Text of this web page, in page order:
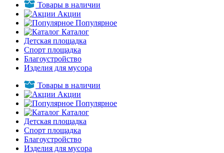
Товары в наличии
Акции
Популярное
Каталог
Детская площадка
Спорт площадка
Благоустройство
Изделия для мусора
Товары в наличии
Акции
Популярное
Каталог
Детская площадка
Спорт площадка
Благоустройство
Изделия для мусора